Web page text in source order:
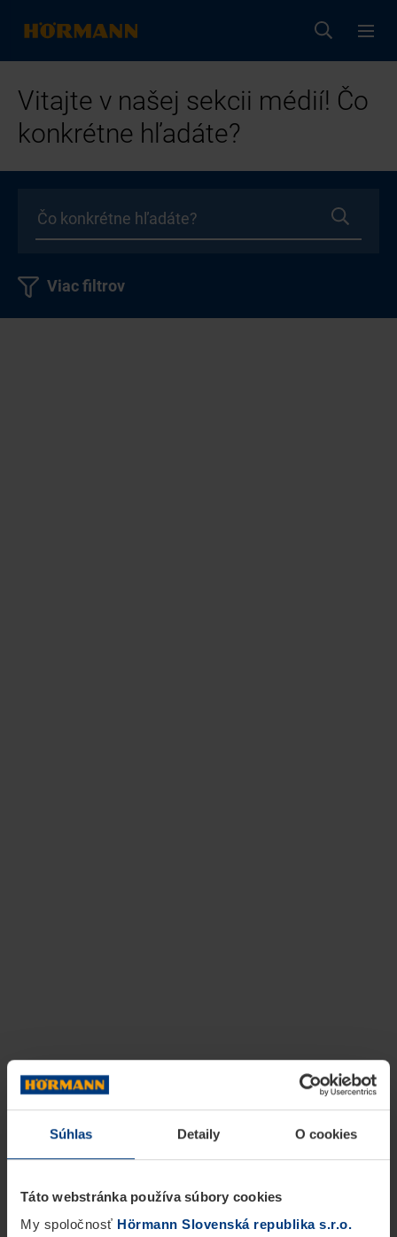
Súhlas Detaily O cookies
Táto webstránka používa súbory cookies
My spoločnosť Hörmann Slovenská republika s.r.o.
Vitajte v našej sekcii médií! Čo
konkrétne hľadáte?
Viac filtrov